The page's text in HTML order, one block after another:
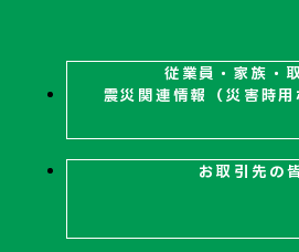
従業員・家族・
震災関連情報（災害時用
お取引先の